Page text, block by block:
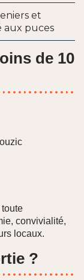
et
aux puces
de 10
convivialité,
locaux.
?